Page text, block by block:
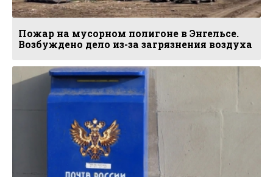
Пожар на мусорном полигоне в Энгельсе.
Возбуждено дело из-за загрязнения воздуха